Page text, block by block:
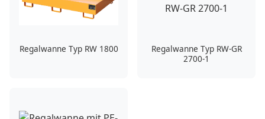
Regalwanne Typ RW 1800
Regalwanne Typ RW-GR
2700-1